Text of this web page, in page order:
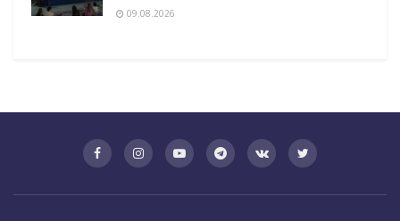
09.08.2026